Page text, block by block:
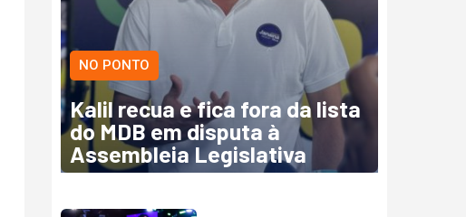
NO PONTO
Kalil recua e fica fora da lista
do MDB em disputa à
Assembleia Legislativa